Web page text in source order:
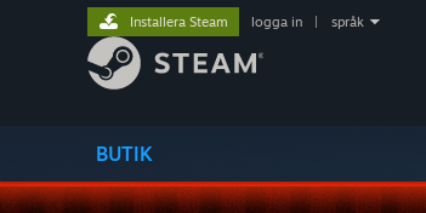
BUTIK
Installera Steam logga in språk